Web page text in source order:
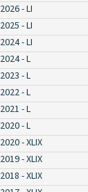
2026 - LI
2025 - LI
2024 - LI
2024 - L
2023 - L
2022 - L
2021 - L
2020 - L
2020 - XLIX
2019 - XLIX
2018 - XLIX